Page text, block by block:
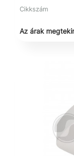
Cikkszám
Az árak